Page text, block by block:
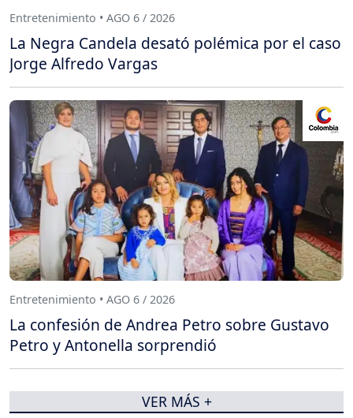
Entretenimiento • AGO 6 / 2026
La Negra Candela desató polémica por el caso
Jorge Alfredo Vargas
Entretenimiento • AGO 6 / 2026
La confesión de Andrea Petro sobre Gustavo
Petro y Antonella sorprendió
VER MÁS +